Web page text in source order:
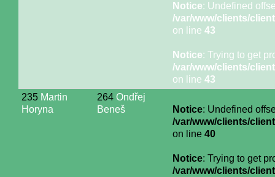
Notice: Undefined
/var/www/clients/
on line 43
Notice: Trying to get
/var/www/clients/
on line 43
235 Martin
Horyna
264 Ondřej
Beneš
Notice: Undefined
/var/www/clients/
on line 40
Notice: Trying to get
/var/www/clients/